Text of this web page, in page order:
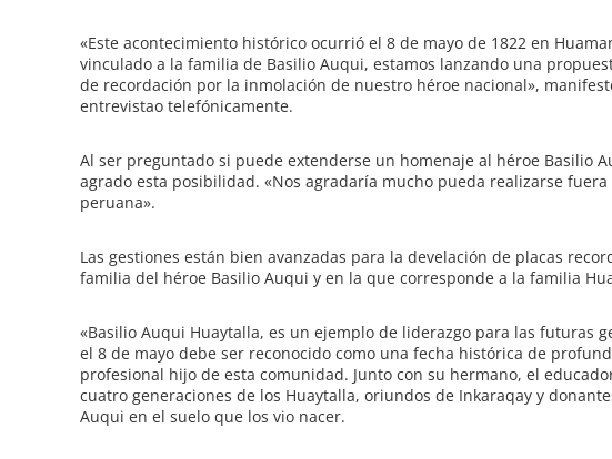
«Este acontecimiento histórico ocurrió el 8 de mayo de 1822 en
vinculado a la familia de Basilio Auqui, estamos lanzando una
de recordación por la inmolación de nuestro héroe nacional»,
entrevistao telefónicamente.
Al ser preguntado si puede extenderse un homenaje al héroe Basilio
agrado esta posibilidad. «Nos agradaría mucho pueda realizarse
peruana».
Las gestiones están bien avanzadas para la develación de placas
familia del héroe Basilio Auqui y en la que corresponde a la familia
«Basilio Auqui Huaytalla, es un ejemplo de liderazgo para las futuras
el 8 de mayo debe ser reconocido como una fecha histórica de
profesional hijo de esta comunidad. Junto con su hermano, el
cuatro generaciones de los Huaytalla, oriundos de Inkaraqay y
Auqui en el suelo que los vio nacer.